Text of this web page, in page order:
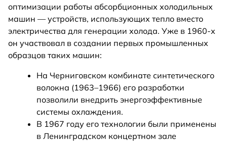
оптимизации работы абсорбционных холодильных
машин — устройств, использующих тепло вместо
электричества для генерации холода. Уже в 1960-х
он участвовал в создании первых промышленных
образцов таких машин:
На Черниговском комбинате синтетического
волокна (1963–1966) его разработки
позволили внедрить энергоэффективные
системы охлаждения.
В 1967 году его технологии были применены
в Ленинградском концертном зале